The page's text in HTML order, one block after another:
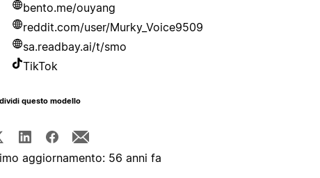
bento.me/ouyang
reddit.com/user/Murky_Voice9509
sa.readbay.ai/t/smo
TikTok
questo modello
aggiornamento: 56 anni fa